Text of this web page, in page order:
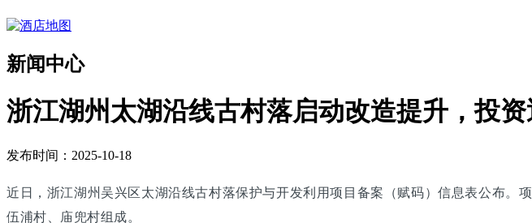
新闻中心
浙江湖州太湖沿线古村落启动改造提升，投资
发布时间：2025-10-18
近日，浙江湖州吴兴区太湖沿线古村落保护与开发利用项目备案（赋码）信息表公布。
伍浦村、庙兜村组成。